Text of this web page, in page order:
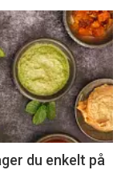
du enkelt på